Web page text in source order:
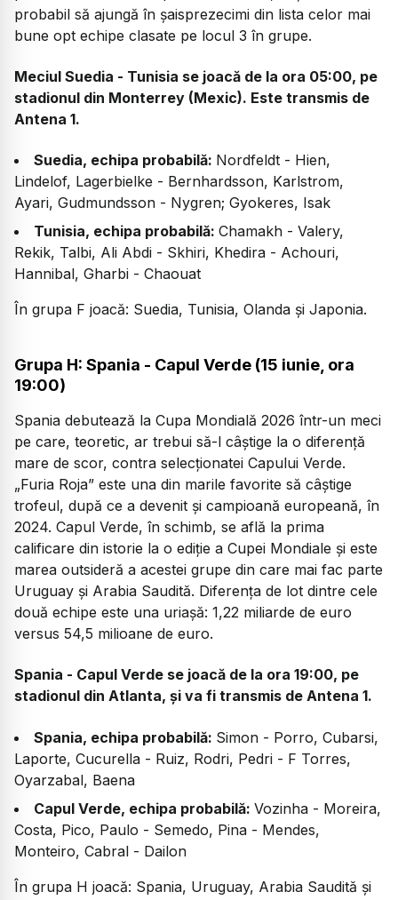
probabil să ajungă în șaisprezecimi din lista celor mai
bune opt echipe clasate pe locul 3 în grupe.
Meciul Suedia - Tunisia se joacă de la ora 05:00, pe
stadionul din Monterrey (Mexic). Este transmis de
Antena 1.
Suedia, echipa probabilă: Nordfeldt - Hien,
Lindelof, Lagerbielke - Bernhardsson, Karlstrom,
Ayari, Gudmundsson - Nygren; Gyokeres, Isak
Tunisia, echipa probabilă: Chamakh - Valery,
Rekik, Talbi, Ali Abdi - Skhiri, Khedira - Achouri,
Hannibal, Gharbi - Chaouat
În grupa F joacă: Suedia, Tunisia, Olanda și Japonia.
Grupa H: Spania - Capul Verde (15 iunie, ora
19:00)
Spania debutează la Cupa Mondială 2026 într-un meci
pe care, teoretic, ar trebui să-l câștige la o diferență
mare de scor, contra selecționatei Capului Verde.
„Furia Roja” este una din marile favorite să câștige
trofeul, după ce a devenit și campioană europeană, în
2024. Capul Verde, în schimb, se află la prima
calificare din istorie la o ediție a Cupei Mondiale și este
marea outsideră a acestei grupe din care mai fac parte
Uruguay și Arabia Saudită. Diferența de lot dintre cele
două echipe este una uriașă: 1,22 miliarde de euro
versus 54,5 milioane de euro.
Spania - Capul Verde se joacă de la ora 19:00, pe
stadionul din Atlanta, și va fi transmis de Antena 1.
Spania, echipa probabilă: Simon - Porro, Cubarsi,
Laporte, Cucurella - Ruiz, Rodri, Pedri - F Torres,
Oyarzabal, Baena
Capul Verde, echipa probabilă: Vozinha - Moreira,
Costa, Pico, Paulo - Semedo, Pina - Mendes,
Monteiro, Cabral - Dailon
În grupa H joacă: Spania, Uruguay, Arabia Saudită și